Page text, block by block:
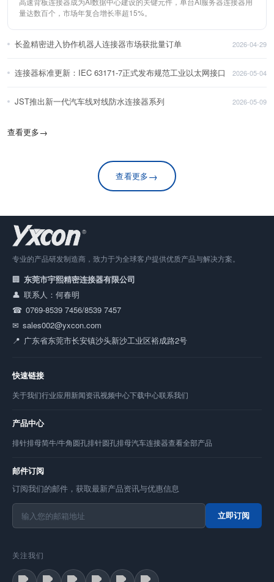
量达数百个，市场年复合增长率超15%。
长盈精密进入协作机器人连接器市场获批量订单 2026-04-29
连接器标准更新：IEC 63171-7正式发布规范工业以太网接口 2026-05-04
JST推出新一代汽车线对线防水连接器系列 2026-05-09
查看更多→
查看更多→
专业的产品研发制造商，致力于为全球客户提供优质产品与解决方案。
东莞市宇熙精密连接器有限公司
联系人：何春明
0769-8539 7456/8539 7457
sales002@yxcon.com
广东省东莞市长安镇沙头新沙工业区裕成路2号
快速链接
关于我们行业应用新闻资讯视频中心下载中心联系我们
产品中心
排针排母简牛/牛角圆孔排针圆孔排母汽车连接器查看全部产品
邮件订阅
订阅我们的邮件，获取最新产品资讯与优惠信息
立即订阅
关注我们